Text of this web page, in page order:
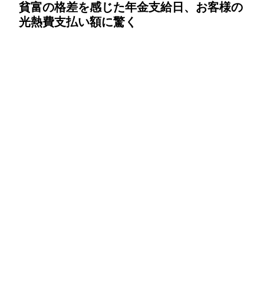
貧富の格差を感じた年金支給日、お客様の
光熱費支払い額に驚く